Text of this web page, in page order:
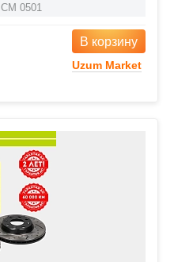
CM 0501
В корзину
Uzum Market